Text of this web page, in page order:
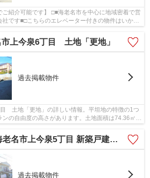
ご紹介可能です】 □■海老名市を中心に地域密着で営
社です■□こちらのエレベーター付きの物件はいかが
上今泉6丁目 土地「更地」
過去掲載物件
土地「更地」の詳しい情報。平坦地の特徴の1つ
ンの自由度の高さがあります。土地面積は74.36㎡
名市上今泉5丁目 新築戸建て 全1棟【仲介手数料無料】
過去掲載物件